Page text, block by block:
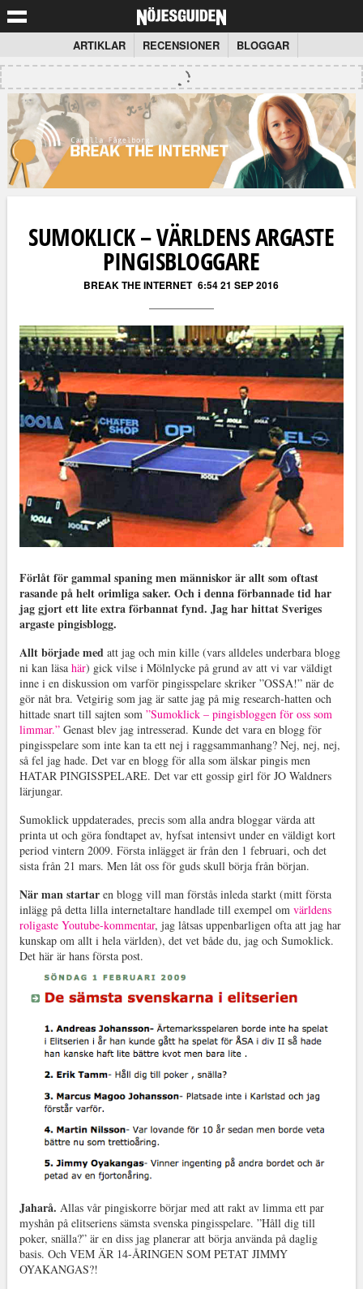
ARTIKLAR RECENSIONER BLOGGAR
SUMOKLICK – VÄRLDENS ARGASTE
PINGISBLOGGARE
BREAK THE INTERNET 6:54 21 SEP 2016
Förlåt för gammal spaning men människor är allt som oftast
rasande på helt orimliga saker. Och i denna förbannade tid har
jag gjort ett lite extra förbannat fynd. Jag har hittat Sveriges
argaste pingisblogg.
Allt började medatt jag och min kille (vars alldeles underbara blogg
ni kan läsa här) gick vilse i Mölnlycke på grund av att vi var väldigt
inne i en diskussion om varför pingisspelare skriker ”OSSA!” när de
gör nåt bra. Vetgirig som jag är satte jag på mig research-hatten och
hittade snart till sajten som ”Sumoklick – pingisbloggen för oss som
limmar.”Genast blev jag intresserad. Kunde det vara en blogg för
pingisspelare som inte kan ta ett nej i raggsammanhang? Nej, nej, nej,
så fel jag hade. Det var en blogg för alla som älskar pingis men
HATAR PINGISSPELARE. Det var ett gossip girl för JO Waldners
lärjungar.
Sumoklick uppdaterades, precis som alla andra bloggar värda att
printa ut och göra fondtapet av, hyfsat intensivt under en väldigt kort
period vintern 2009. Första inlägget är från den 1 februari, och det
sista från 21 mars. Men låt oss för guds skull börja från början.
När man startaren blogg vill man förstås inleda starkt (mitt första
inlägg på detta lilla internetaltare handlade till exempel om världens
roligaste Youtube-kommentar, jag låtsas uppenbarligen ofta att jag har
kunskap om allt i hela världen), det vet både du, jag och Sumoklick.
Det här är hans första post.
Jaharå. Allas vår pingiskorre börjar med att rakt av limma ett par
myshån på elitseriens sämsta svenska pingisspelare. ”Håll dig till
poker, snälla?” är en diss jag planerar att börja använda på daglig
basis. Och VEM ÄR 14-ÅRINGEN SOM PETAT JIMMY
OYAKANGAS?!